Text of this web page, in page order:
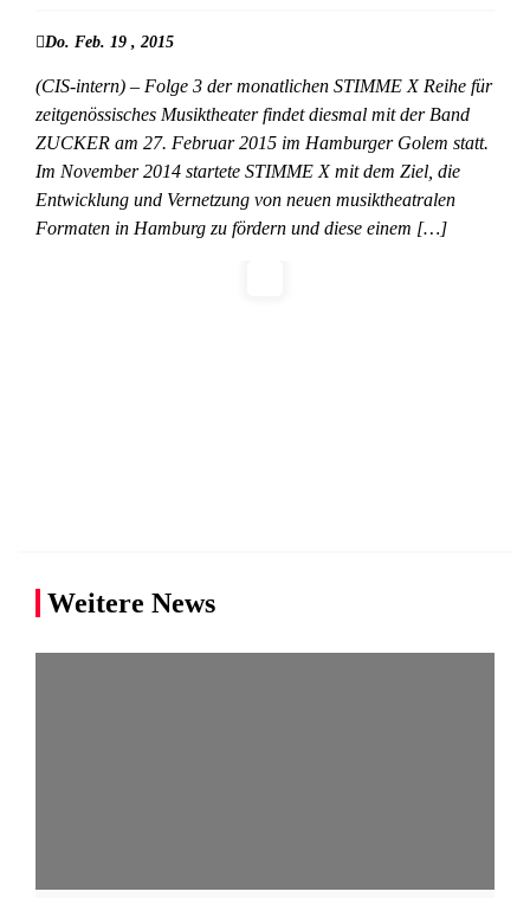
Do. Feb. 19 , 2015
(CIS-intern) – Folge 3 der monatlichen STIMME X Reihe für
zeitgenössisches Musiktheater findet diesmal mit der Band
ZUCKER am 27. Februar 2015 im Hamburger Golem statt.
Im November 2014 startete STIMME X mit dem Ziel, die
Entwicklung und Vernetzung von neuen musiktheatralen
Formaten in Hamburg zu fördern und diese einem […]
Weitere News